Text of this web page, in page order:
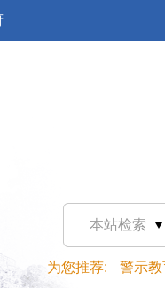
本站检索
为您推荐: 警示教